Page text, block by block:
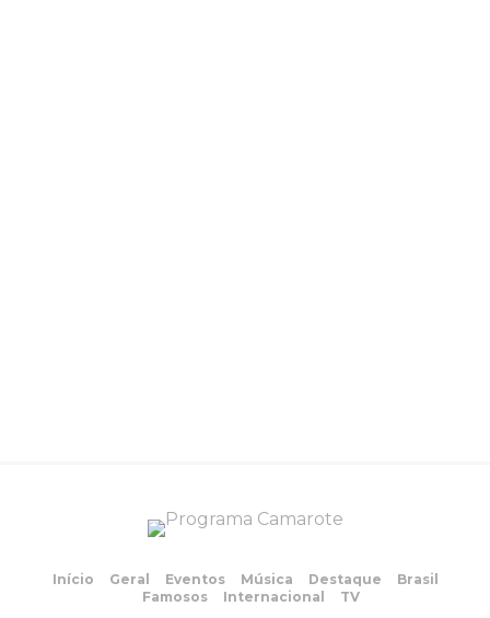
Início Geral Eventos Música Destaque
Brasil
Famosos
Internacional TV